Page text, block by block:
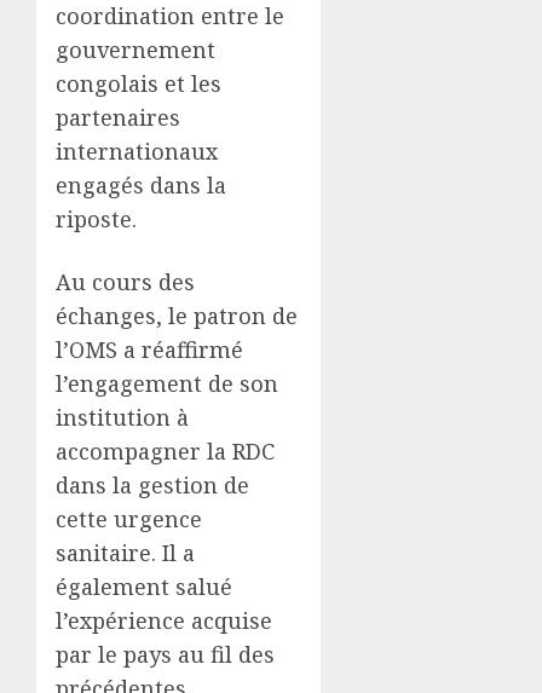
coordination entre le
gouvernement
congolais et les
partenaires
internationaux
engagés dans la
riposte.
Au cours des
échanges, le patron de
l’OMS a réaffirmé
l’engagement de son
institution à
accompagner la RDC
dans la gestion de
cette urgence
sanitaire. Il a
également salué
l’expérience acquise
par le pays au fil des